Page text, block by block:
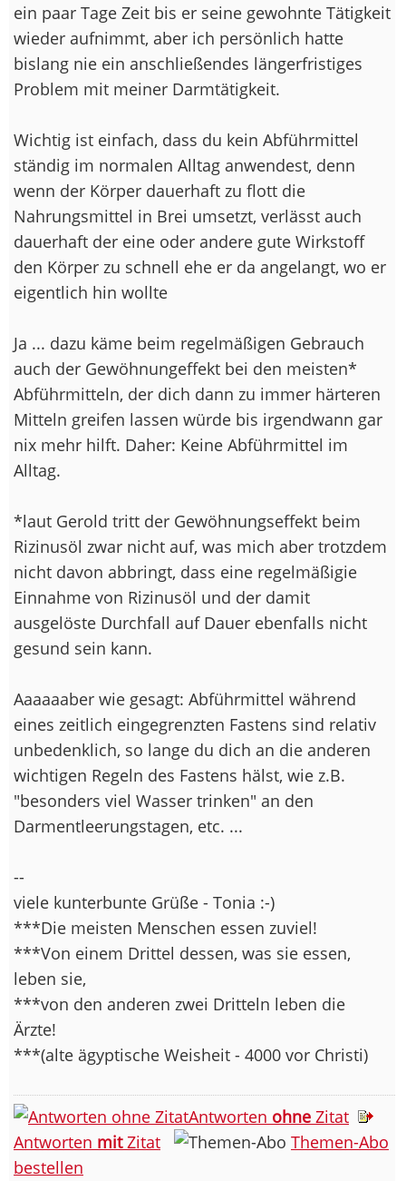
ein paar Tage Zeit bis er seine gewohnte Tätigkeit
wieder aufnimmt, aber ich persönlich hatte
bislang nie ein anschließendes längerfristiges
Problem mit meiner Darmtätigkeit.
Wichtig ist einfach, dass du kein Abführmittel
ständig im normalen Alltag anwendest, denn
wenn der Körper dauerhaft zu flott die
Nahrungsmittel in Brei umsetzt, verlässt auch
dauerhaft der eine oder andere gute Wirkstoff
den Körper zu schnell ehe er da angelangt, wo er
eigentlich hin wollte
Ja ... dazu käme beim regelmäßigen Gebrauch
auch der Gewöhnungeffekt bei den meisten*
Abführmitteln, der dich dann zu immer härteren
Mitteln greifen lassen würde bis irgendwann gar
nix mehr hilft. Daher: Keine Abführmittel im
Alltag.
*laut Gerold tritt der Gewöhnungseffekt beim
Rizinusöl zwar nicht auf, was mich aber trotzdem
nicht davon abbringt, dass eine regelmäßigie
Einnahme von Rizinusöl und der damit
ausgelöste Durchfall auf Dauer ebenfalls nicht
gesund sein kann.
Aaaaaaber wie gesagt: Abführmittel während
eines zeitlich eingegrenzten Fastens sind relativ
unbedenklich, so lange du dich an die anderen
wichtigen Regeln des Fastens hälst, wie z.B.
"besonders viel Wasser trinken" an den
Darmentleerungstagen, etc. ...
--
viele kunterbunte Grüße - Tonia :-)
***Die meisten Menschen essen zuviel!
***Von einem Drittel dessen, was sie essen,
leben sie,
***von den anderen zwei Dritteln leben die
Ärzte!
***(alte ägyptische Weisheit - 4000 vor Christi)
Antworten ohne Zitat
Antworten mitZitat
Themen-Abo
bestellen